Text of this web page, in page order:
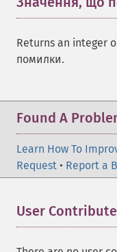
Returns an integer
помилки.
Found A
Learn How To
Request • Report a
User